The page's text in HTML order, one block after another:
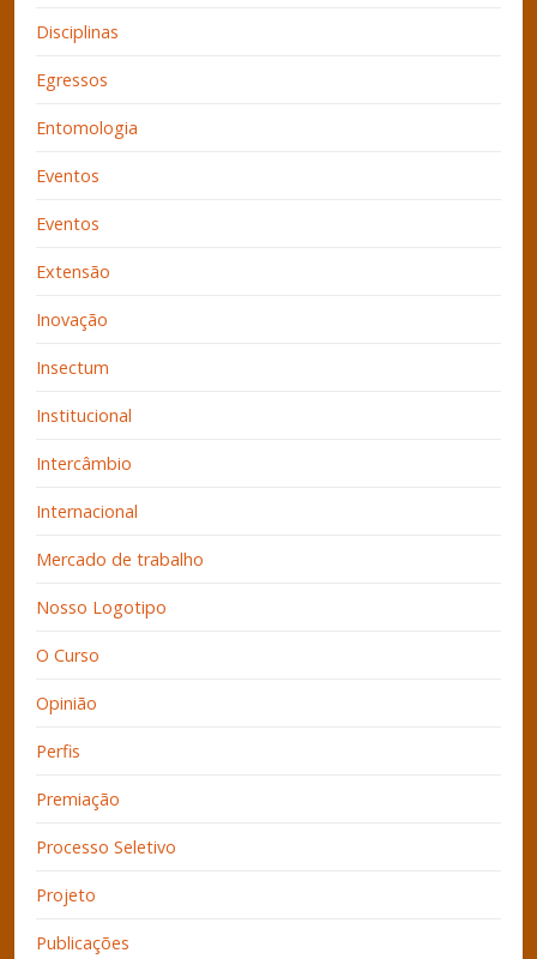
Disciplinas
Egressos
Entomologia
Eventos
Eventos
Extensão
Inovação
Insectum
Institucional
Intercâmbio
Internacional
Mercado de trabalho
Nosso Logotipo
O Curso
Opinião
Perfis
Premiação
Processo Seletivo
Projeto
Publicações